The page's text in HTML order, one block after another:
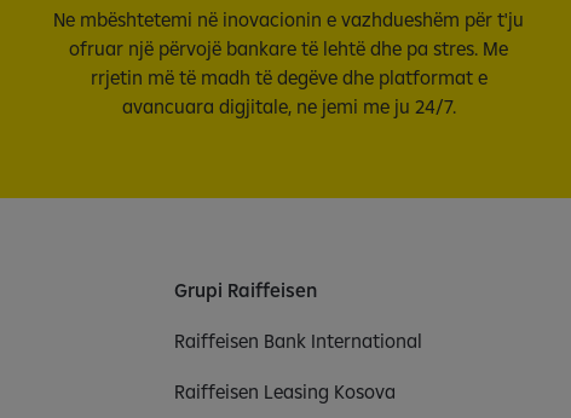
Ne mbështetemi në inovacionin e vazhdueshëm për t'ju
ofruar një përvojë bankare të lehtë dhe pa stres. Me
rrjetin më të madh të degëve dhe platformat e
avancuara digjitale, ne jemi me ju 24/7.
Grupi Raiffeisen
Raiffeisen Bank International
Raiffeisen Leasing Kosova